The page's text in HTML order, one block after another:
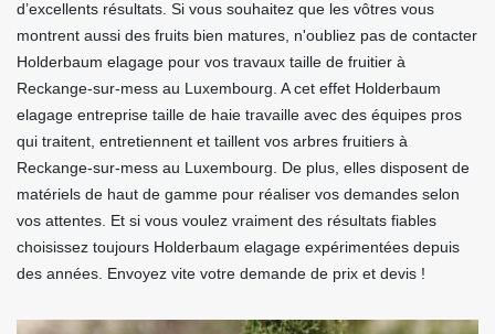
d’excellents résultats. Si vous souhaitez que les vôtres vous
montrent aussi des fruits bien matures, n'oubliez pas de contacter
Holderbaum elagage pour vos travaux taille de fruitier à
Reckange-sur-mess au Luxembourg. A cet effet Holderbaum
elagage entreprise taille de haie travaille avec des équipes pros
qui traitent, entretiennent et taillent vos arbres fruitiers à
Reckange-sur-mess au Luxembourg. De plus, elles disposent de
matériels de haut de gamme pour réaliser vos demandes selon
vos attentes. Et si vous voulez vraiment des résultats fiables
choisissez toujours Holderbaum elagage expérimentées depuis
des années. Envoyez vite votre demande de prix et devis !